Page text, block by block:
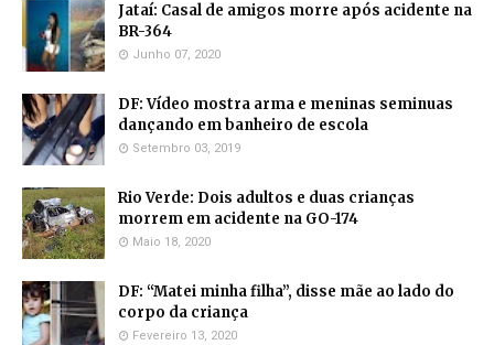
Jataí: Casal de amigos morre após acidente na
BR-364
Junho 07, 2020
DF: Vídeo mostra arma e meninas seminuas
dançando em banheiro de escola
Setembro 03, 2019
Rio Verde: Dois adultos e duas crianças
morrem em acidente na GO-174
Maio 18, 2020
DF: “Matei minha filha”, disse mãe ao lado do
corpo da criança
Fevereiro 13, 2020